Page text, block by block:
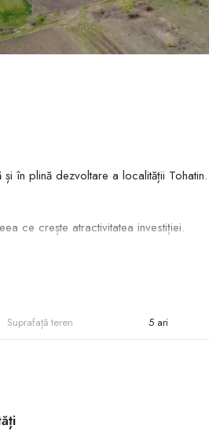
în plină dezvoltare a localității Tohatin.
ce crește atractivitatea investiției.
și a realiza un proiect
Suprafață teren 5 ari